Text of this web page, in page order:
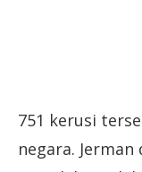
751 kerusi
negara.